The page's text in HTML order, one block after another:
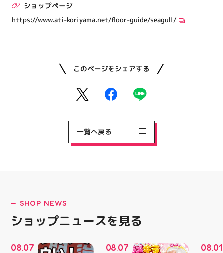
ショップページ
https://www.ati-koriyama.net/floor-guide/seagull/
このページをシェアする
一覧へ戻る
SHOP NEWS
ショップニュースを見る
08.07 08.07 08.01